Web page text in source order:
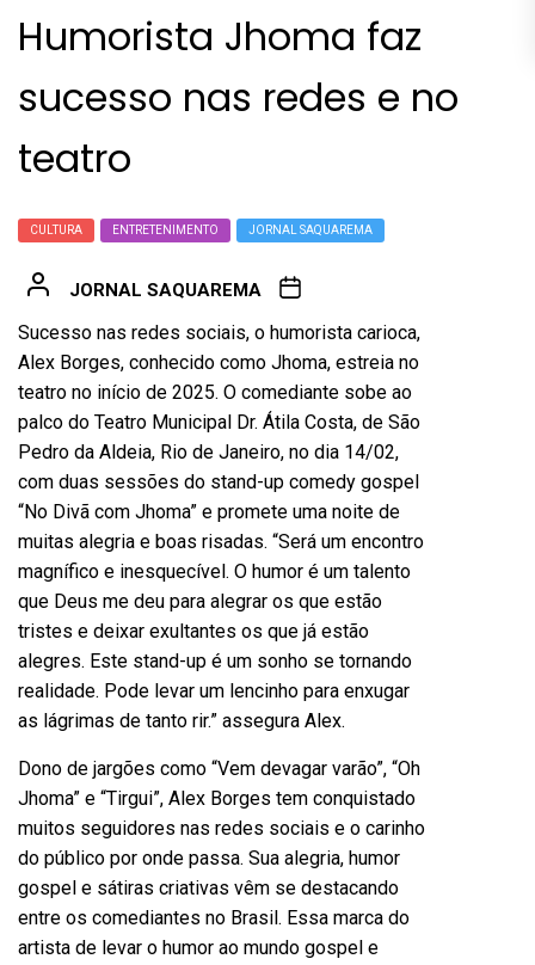
Humorista Jhoma faz
sucesso nas redes e no
teatro
CULTURA ENTRETENIMENTO JORNAL SAQUAREMA
JORNAL SAQUAREMA
Sucesso nas redes sociais, o humorista carioca,
Alex Borges, conhecido como Jhoma, estreia no
teatro no início de 2025. O comediante sobe ao
palco do Teatro Municipal Dr. Átila Costa, de São
Pedro da Aldeia, Rio de Janeiro, no dia 14/02,
com duas sessões do stand-up comedy gospel
“No Divã com Jhoma” e promete uma noite de
muitas alegria e boas risadas. “Será um encontro
magnífico e inesquecível. O humor é um talento
que Deus me deu para alegrar os que estão
tristes e deixar exultantes os que já estão
alegres. Este stand-up é um sonho se tornando
realidade. Pode levar um lencinho para enxugar
as lágrimas de tanto rir.” assegura Alex.
Dono de jargões como “Vem devagar varão”, “Oh
Jhoma” e “Tirgui”, Alex Borges tem conquistado
muitos seguidores nas redes sociais e o carinho
do público por onde passa. Sua alegria, humor
gospel e sátiras criativas vêm se destacando
entre os comediantes no Brasil. Essa marca do
artista de levar o humor ao mundo gospel e